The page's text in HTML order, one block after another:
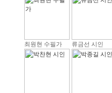
최원현 수필가 류금선 시인